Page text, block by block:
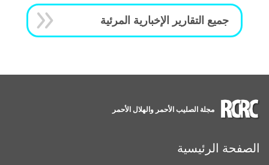
جميع التقارير الإخبارية المرئية
مجلة الصليب الأحمر والهلال الأحمر
الصفحة الرئيسية